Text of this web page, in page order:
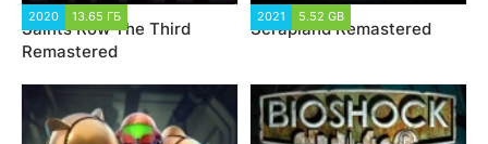
2020 13.65 ГБ
Saints Row The Third
Remastered
2021 5.52 GB
Scrapland Remastered